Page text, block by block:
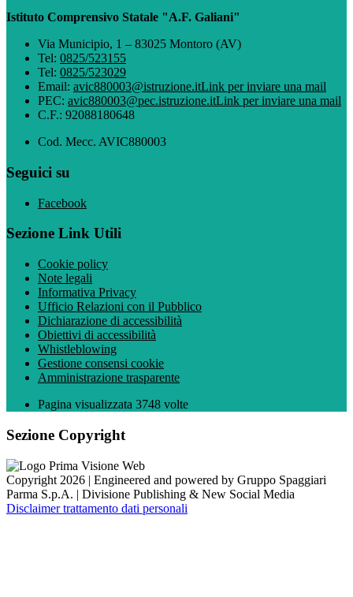
Istituto Comprensivo Statale "A.F. Galiani"
Via Municipio, 1 – 83025 Montoro (AV)
Tel: 0825/523155
Tel: 0825/523029
Email: avic880003@istruzione.itLink per inviare una mail
PEC: avic880003@pec.istruzione.itLink per inviare una mail
C.F.: 92088180648
Cod. Mecc. AVIC880003
Seguici su
Facebook
Sezione Link Utili
Cookie policy
Note legali
Informativa Privacy
Ufficio Relazioni con il Pubblico
Dichiarazione di accessibilità
Obiettivi di accessibilità
Whistleblowing
Gestione consensi cookie
Amministrazione trasparente
Pagina visualizzata 3748 volte
Sezione Copyright
Copyright 2026 | Engineered and powered by Gruppo Spaggiari
Parma S.p.A. | Divisione Publishing & New Social Media
Disclaimer trattamento dati personali